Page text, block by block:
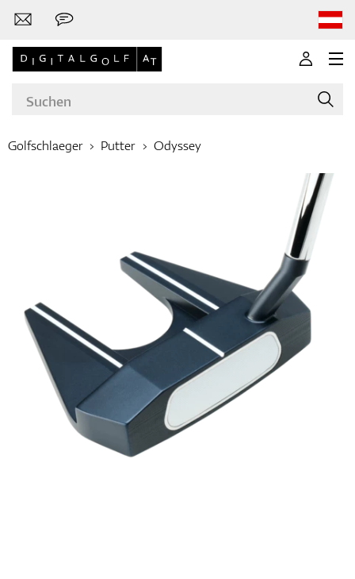
Golfschläger
Bekleidung
Handschuhe
Golfschlaeger Putter Odyssey